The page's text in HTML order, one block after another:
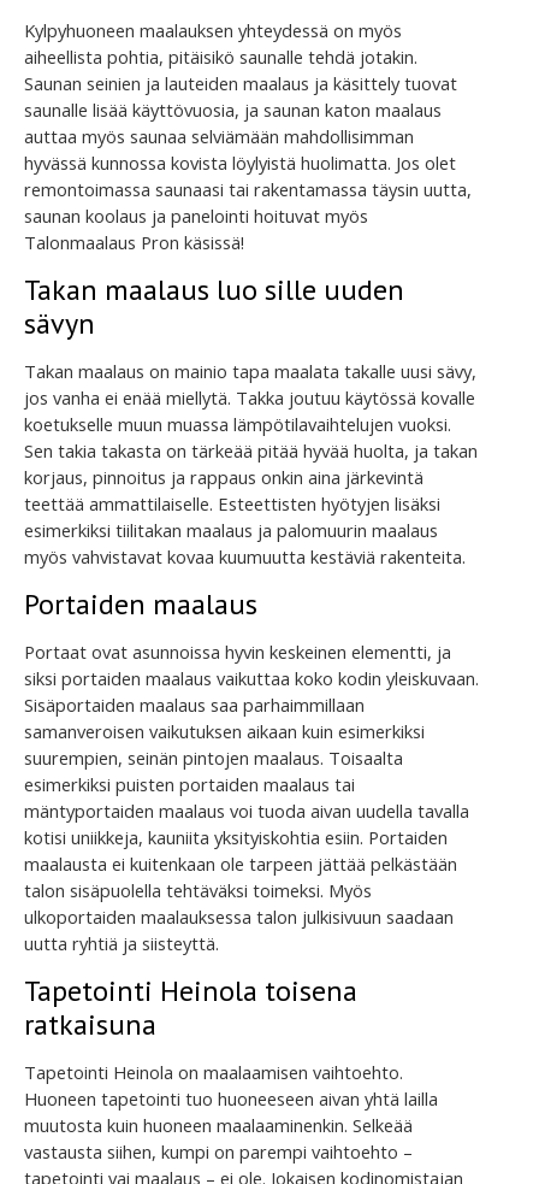
Kylpyhuoneen maalauksen yhteydessä on myös
aiheellista pohtia, pitäisikö saunalle tehdä jotakin.
Saunan seinien ja lauteiden maalaus ja käsittely tuovat
saunalle lisää käyttövuosia, ja saunan katon maalaus
auttaa myös saunaa selviämään mahdollisimman
hyvässä kunnossa kovista löylyistä huolimatta. Jos olet
remontoimassa saunaasi tai rakentamassa täysin uutta,
saunan koolaus ja panelointi hoituvat myös
Talonmaalaus Pron käsissä!
Takan maalaus luo sille uuden
sävyn
Takan maalaus on mainio tapa maalata takalle uusi sävy,
jos vanha ei enää miellytä. Takka joutuu käytössä kovalle
koetukselle muun muassa lämpötilavaihtelujen vuoksi.
Sen takia takasta on tärkeää pitää hyvää huolta, ja takan
korjaus, pinnoitus ja rappaus onkin aina järkevintä
teettää ammattilaiselle. Esteettisten hyötyjen lisäksi
esimerkiksi tiilitakan maalaus ja palomuurin maalaus
myös vahvistavat kovaa kuumuutta kestäviä rakenteita.
Portaiden maalaus
Portaat ovat asunnoissa hyvin keskeinen elementti, ja
siksi portaiden maalaus vaikuttaa koko kodin yleiskuvaan.
Sisäportaiden maalaus saa parhaimmillaan
samanveroisen vaikutuksen aikaan kuin esimerkiksi
suurempien, seinän pintojen maalaus. Toisaalta
esimerkiksi puisten portaiden maalaus tai
mäntyportaiden maalaus voi tuoda aivan uudella tavalla
kotisi uniikkeja, kauniita yksityiskohtia esiin. Portaiden
maalausta ei kuitenkaan ole tarpeen jättää pelkästään
talon sisäpuolella tehtäväksi toimeksi. Myös
ulkoportaiden maalauksessa talon julkisivuun saadaan
uutta ryhtiä ja siisteyttä.
Tapetointi Heinola toisena
ratkaisuna
Tapetointi Heinola on maalaamisen vaihtoehto.
Huoneen tapetointi tuo huoneeseen aivan yhtä lailla
muutosta kuin huoneen maalaaminenkin. Selkeää
vastausta siihen, kumpi on parempi vaihtoehto –
tapetointi vai maalaus – ei ole. Jokaisen kodinomistajan